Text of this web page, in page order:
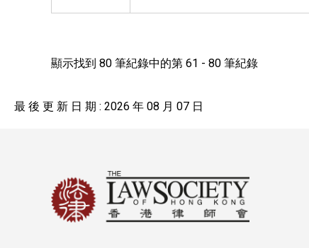
顯示找到 80 筆紀錄中的第 61 - 80 筆紀錄
最 後 更 新 日 期 : 2026 年 08 月 07 日